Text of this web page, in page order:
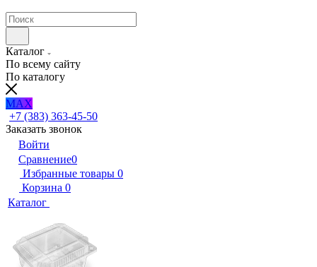
Каталог
По всему сайту
По каталогу
MAX
+7 (383) 363-45-50
Заказать звонок
Войти
Сравнение0
Избранные товары 0
Корзина 0
Каталог